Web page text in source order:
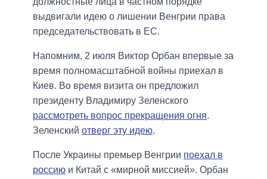
выдвигали идею о лишении Венгрии права
председательствовать в ЕС.
Напомним, 2 июля Виктор Орбан впервые за
время полномасштабной войны приехал в
Киев. Во время визита он предложил
президенту Владимиру Зеленского
рассмотреть вопрос прекращения огня.
Зеленский отверг эту идею.
После Украины премьер Венгрии поехал в
россию и Китай с «мирной миссией». Орбан